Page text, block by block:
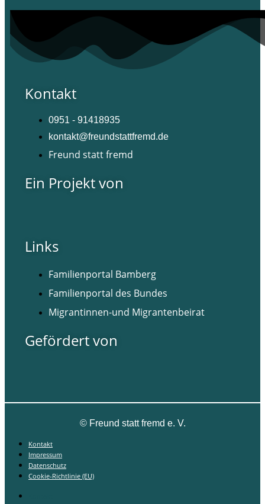
Kontakt
0951 - 91418935
kontakt@freundstattfremd.de
Freund statt fremd
Ein Projekt von
Links
Familienportal Bamberg
Familienportal des Bundes
Migrantinnen-und Migrantenbeirat
Gefördert von
©Freund statt fremd e. V.
Kontakt
Impressum
Datenschutz
Cookie-Richtlinie (EU)